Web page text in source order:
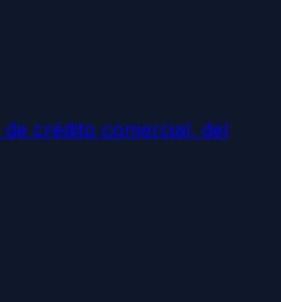
crédito comercial, del